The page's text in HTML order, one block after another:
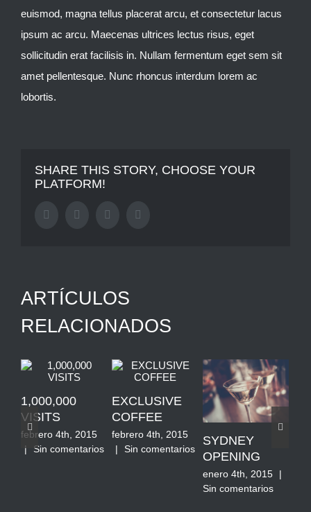
euismod, magna tellus placerat arcu, et consectetur lacus
ipsum ac arcu. Maecenas ultrices lectus risus, eget
sollicitudin erat facilisis in. Nullam fermentum eget sem sit
amet pellentesque. Nunc rhoncus interdum lorem ac
lobortis.
SHARE THIS STORY, CHOOSE YOUR
PLATFORM!
FacebookTwitter Tumblr
ARTÍCULOS
RELACIONADOS
1,000,000
VISITS
febrero 4th, 2015
Sin comentarios
EXCLUSIVE
COFFEE
febrero 4th, 2015
Sin comentarios
SYDNEY
OPENING
enero 4th, 2015 |
Sin comentarios